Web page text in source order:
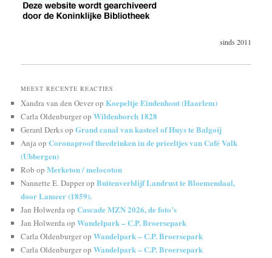
sinds 2011
MEEST RECENTE REACTIES
Xandra van den OeveropKoepeltje Eindenhout (Haarlem)
Carla OldenburgeropWildenborch 1828
Gerard DerksopGrand canal van kasteel of Huys te Balgoij
AnjaopCoronaproof theedrinken in de prieeltjes van Café Valk
(Ubbergen)
Rob opMerketon / melocoton
Nannette E. DapperopBuitenverblijf Landrust te Bloemendaal,
door Lameer (1859).
Jan HolwerdaopCascade MZN 2026, de foto’s
Jan HolwerdaopWandelpark – C.P. Broersepark
Carla OldenburgeropWandelpark – C.P. Broersepark
Carla OldenburgeropWandelpark – C.P. Broersepark